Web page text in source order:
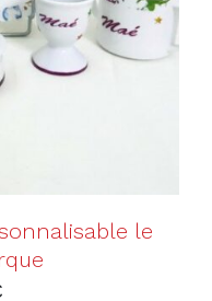
le